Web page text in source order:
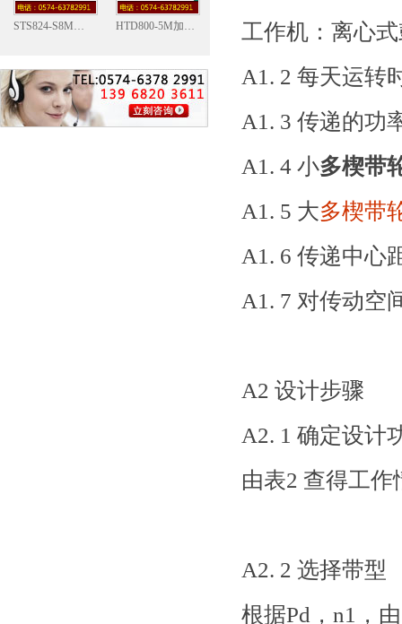
STS824-S8M型同步带 HTD800-5M加钢丝PU同步带
工作机：离心
A1. 2 每天运转
A1. 3 传递的功
A1. 4 小多楔带
A1. 5 大多楔带
A1. 6 传递中心
A1. 7 对传动空
A2 设计步骤
A2. 1 确定设计
由表2 查得工作
A2. 2 选择带型
根据Pd，n1，